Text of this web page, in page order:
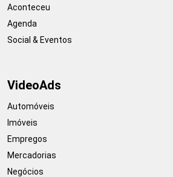
Aconteceu
Agenda
Social & Eventos
VideoAds
Automóveis
Imóveis
Empregos
Mercadorias
Negócios